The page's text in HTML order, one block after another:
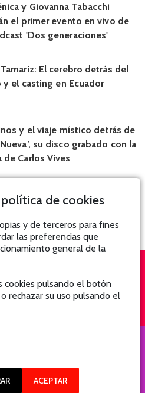
y Giovanna Tabacchi
el primer evento en vivo de
'Dos generaciones'
Tamariz: El cerebro detrás del
y el casting en Ecuador
y el viaje místico detrás de
Nueva’, su disco grabado con la
de Carlos Vives
de cookies
y de terceros para fines
las preferencias que
general de la
cookies pulsando el botón
rechazar su uso pulsando el
ACEPTAR